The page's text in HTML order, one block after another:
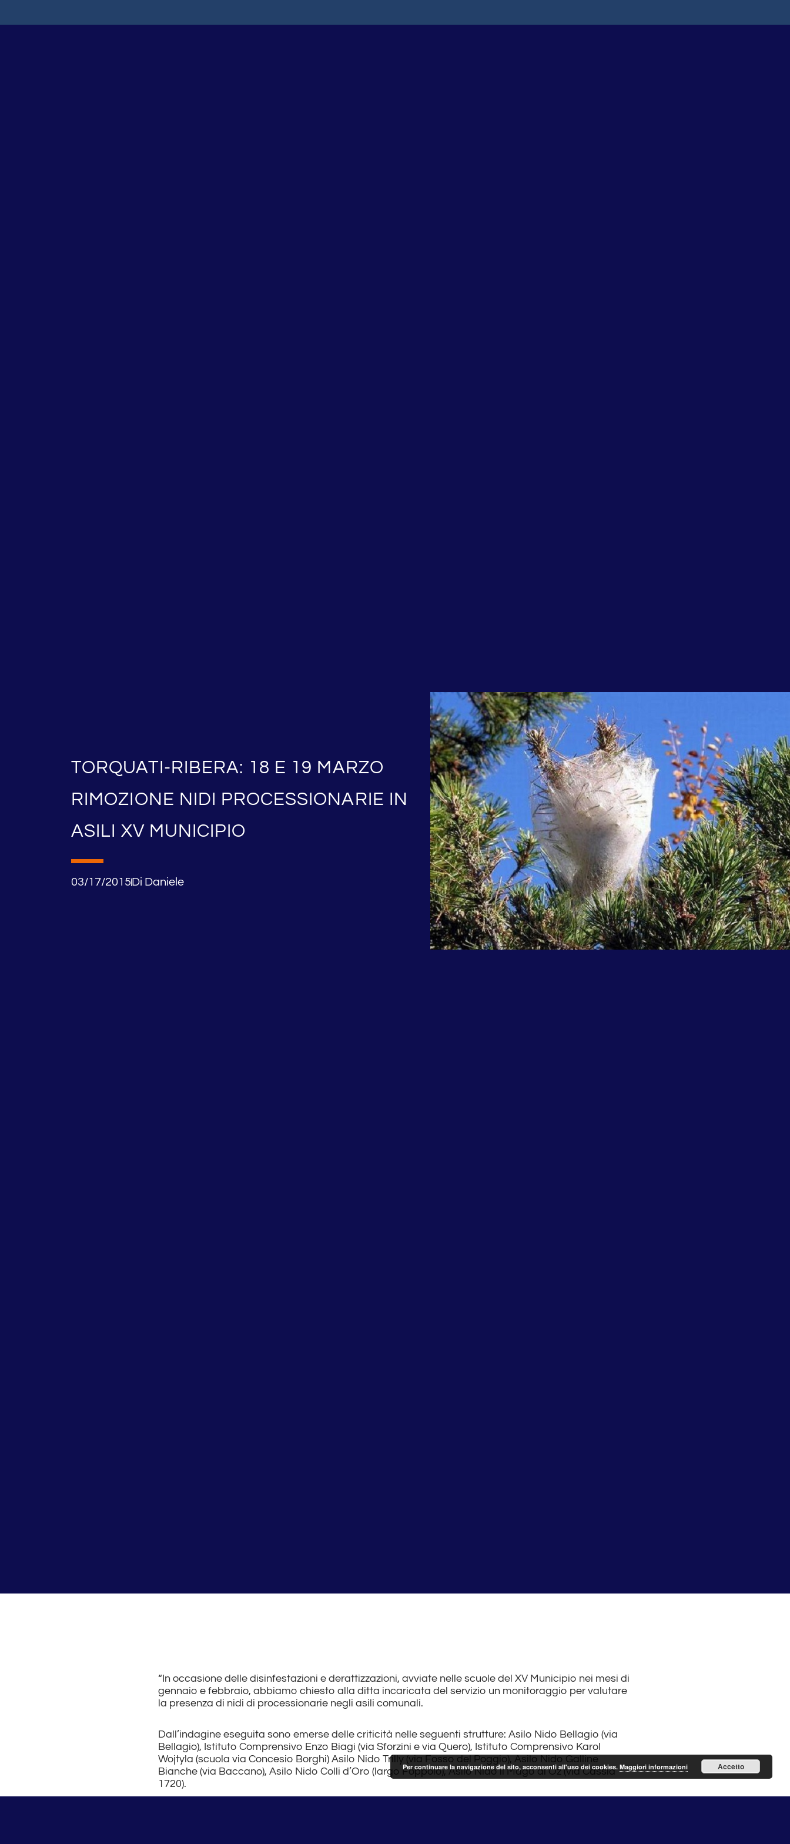
TORQUATI-RIBERA: 18 E 19 MARZO
RIMOZIONE NIDI PROCESSIONARIE IN
ASILI XV MUNICIPIO
03/17/2015Di Daniele
“In occasione delle disinfestazioni e derattizzazioni, avviate nelle scuole del XV Municipio nei mesi di
gennaio e febbraio, abbiamo chiesto alla ditta incaricata del servizio un monitoraggio per valutare
la presenza di nidi di processionarie negli asili comunali.
Dall’indagine eseguita sono emerse delle criticità nelle seguenti strutture: Asilo Nido Bellagio (via
Bellagio), Istituto Comprensivo Enzo Biagi (via Sforzini e via Quero), Istituto Comprensivo Karol
Wojtyla (scuola via Concesio Borghi) Asilo Nido Trilly (via Fosso del Poggio), Asilo Nido Galline
Bianche (via Baccano), Asilo Nido Colli d’Oro (largo Foppolo), Asilo Nido il Mago di Oz (via Cassia
1720).
Per continuare la navigazione del sito, acconsenti all'uso dei cookies. Maggiori informazioni Accetto